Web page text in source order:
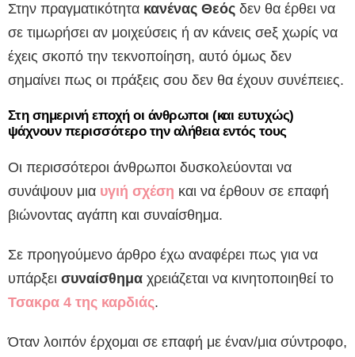
Στην πραγματικότητα κανένας Θεός δεν θα έρθει να
σε τιμωρήσει αν μοιχεύσεις ή αν κάνεις σeξ χωρίς να
έχεις σκοπό την τεκνοποίηση, αυτό όμως δεν
σημαίνει πως οι πράξεις σου δεν θα έχουν συνέπειες.
Στη σημερινή εποχή οι άνθρωποι (και ευτυχώς)
ψάχνουν περισσότερο την αλήθεια εντός τους
Οι περισσότεροι άνθρωποι δυσκολεύονται να
συνάψουν μια υγιή σχέση και να έρθουν σε επαφή
βιώνοντας αγάπη και συναίσθημα.
Σε προηγούμενο άρθρο έχω αναφέρει πως για να
υπάρξει συναίσθημα χρειάζεται να κινητοποιηθεί το
Τσακρα 4 της καρδιάς.
Όταν λοιπόν έρχομαι σε επαφή με έναν/μια σύντροφο,